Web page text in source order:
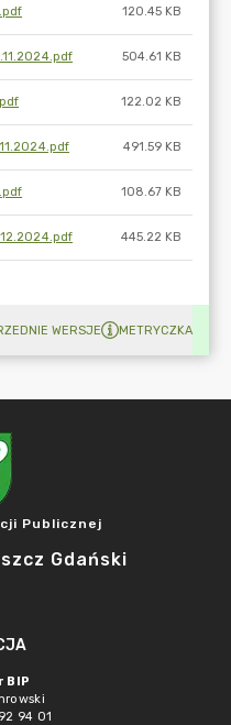
120.45 KB
504.61 KB
122.02 KB
491.59 KB
108.67 KB
445.22 KB
WERSJE METRYCZKA
Publicznej
Gdański
BIP
94 01